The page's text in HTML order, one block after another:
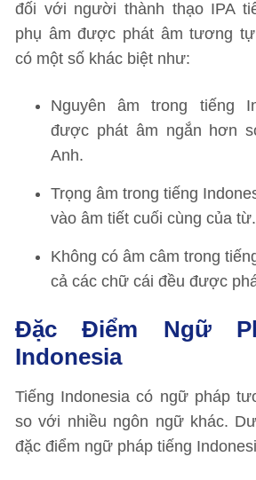
đối với người thành thạo IPA
phụ âm được phát âm tương
có một số khác biệt như:
Nguyên âm trong tiếng
được phát âm ngắn hơn
Anh.
Trọng âm trong tiếng
vào âm tiết cuối cùng của từ.
Không có âm câm trong
cả các chữ cái đều được
Đặc Điểm Ngữ
Indonesia
Tiếng Indonesia có ngữ pháp
so với nhiều ngôn ngữ khác.
đặc điểm ngữ pháp tiếng